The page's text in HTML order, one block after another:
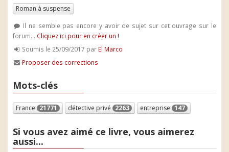
Roman à suspense
Il ne semble pas encore y avoir de sujet sur cet ouvrage sur le
forum... Cliquez ici pour en créer un !
Soumis le 25/09/2017 par El Marco
Proposer des corrections
Mots-clés
France 21771 détective privé 2263 entreprise 147
Si vous avez aimé ce livre, vous aimerez
aussi...